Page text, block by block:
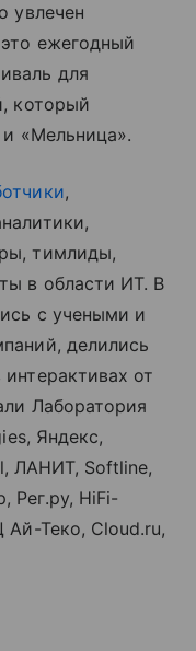
увлечен
ежегодный
для
который
и «Мельница».
,
тимлиды,
в области ИТ. В
с учеными и
делились
от
Лаборатория
Яндекс,
ЛАНИТ, Softline,
Рег.ру, HiFi-
Ай-Теко, Cloud.ru,